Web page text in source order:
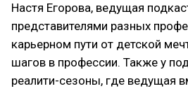
Настя Егорова, ведущая
представителями разных
карьерном пути от детской
шагов в профессии. Также у
реалити-сезоны, где ведущая